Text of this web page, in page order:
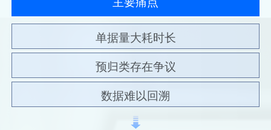
单据量大耗时长
预归类存在争议
数据难以回溯